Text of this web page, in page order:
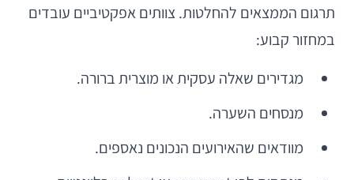
תרגום הממצאים להחלטות. צוותים אפקטיביים עובדים
במחזור קבוע:
מגדירים שאלה עסקית או מוצרית ברורה.
מנסחים השערה.
מוודאים שהאירועים הנכונים נאספים.